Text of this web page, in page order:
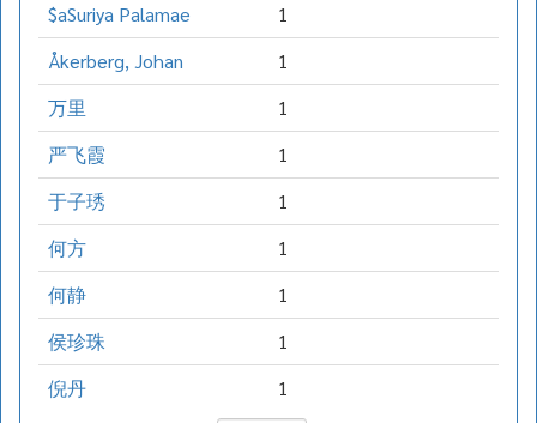
$aSuriya Palamae
1
Åkerberg, Johan
1
万里
1
严飞霞
1
于子琇
1
何方
1
何静
1
侯珍珠
1
倪丹
1